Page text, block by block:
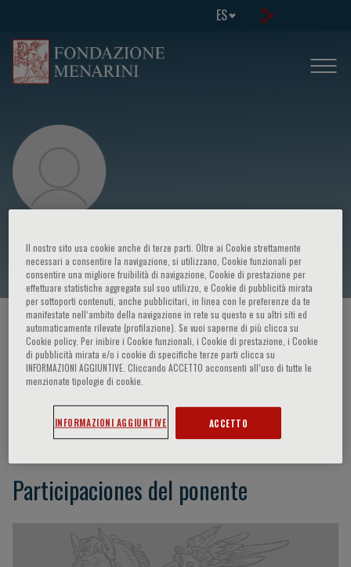
ES
Adrian M. Kynaston Thomas
HOME PAGE / CURSOS Y EVENTOS / ORADOR
Adrian M. Kynaston Thomas
Participaciones del ponente
Il nostro sito usa cookie anche di terze parti. Oltre ai Cookie strettamente
necessari a consentire la navigazione, si utilizzano, Cookie funzionali per
consentire una migliore fruibilità di navigazione, Cookie di prestazione per
effettuare statistiche aggregate sul suo utilizzo, e Cookie di pubblicità mirata
per sottoporti contenuti, anche pubblicitari, in linea con le preferenze da te
manifestate nell‘ambito della navigazione in rete su questo e su altri siti ed
automaticamente rilevate (profilazione). Se vuoi saperne di più clicca su
Cookie policy. Per inibire i Cookie funzionali, i Cookie di prestazione, i Cookie
di pubblicità mirata e/o i cookie di specifiche terze parti clicca su
INFORMAZIONI AGGIUNTIVE. Cliccando ACCETTO acconsenti all’uso di tutte le
menzionate tipologie di cookie.
INFORMAZIONI AGGIUNTIVE ACCETTO